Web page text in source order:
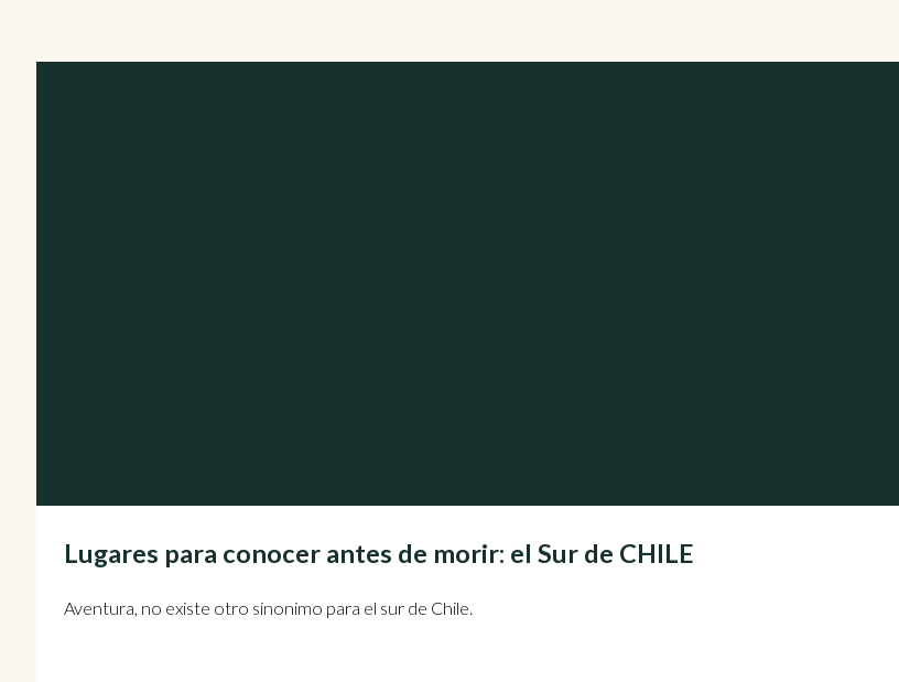
Lugares para conocer antes de morir: el Sur de CHILE
Aventura, no existe otro sinonimo para el sur de Chile.